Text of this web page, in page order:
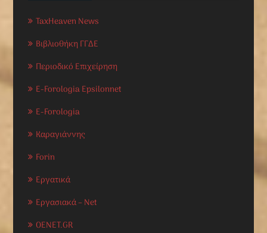
TaxHeaven News
Βιβλιοθήκη ΓΓΔΕ
Περιοδικό Επιχείρηση
E-Forologia Epsilonnet
E-Forologia
Καραγιάννης
Forin
Εργατικά
Εργασιακά – Net
OENET.GR